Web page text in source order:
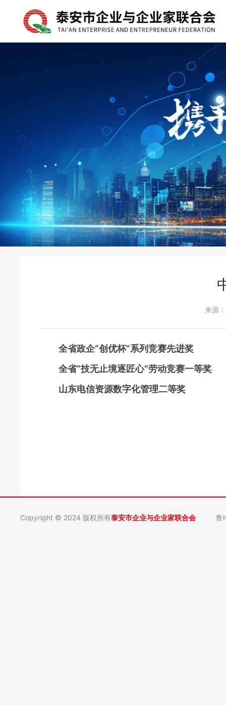
来源
全省政企“创优杯”系列竞赛先进奖
全省“技无止境逐匠心”劳动竞赛一等奖
山东电信资源数字化管理二等奖
Copyright © 2024 版权所有泰安市企业与企业家联合会 鲁